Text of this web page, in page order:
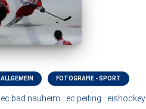
ALLGEMEIN FOTOGRAFIE - SPORT
ec bad nauheim ec peiting eishockey